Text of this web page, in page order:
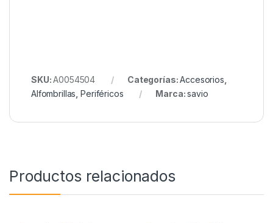
SKU:A0054504 Categorías:Accesorios
Alfombrillas ,Periféricos Marca:savio
Productos relacionados